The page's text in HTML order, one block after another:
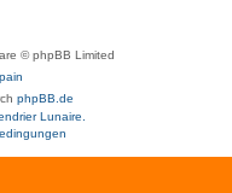
© phpBB Limited
phpBB.de
Lunaire.